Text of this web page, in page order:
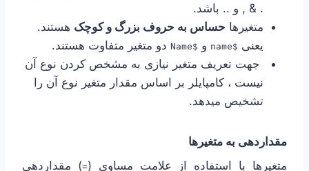
. & , و .. باشد.
متغیرها حساس به حروف بزرگ و کوچک هستند.
یعنی $name و $Name
دو متغیر متفاوت هستند.
جهت تعریف متغیر نیازی به مشخص کردن نوع آن
نیست ، کامپایلر بر اساس مقدار متغیر نوع آن را
تشخیص میدهد.
مقداردهی به متغیرها
متغیرها با استفاده از علامت مساوی (=) مقداردهی